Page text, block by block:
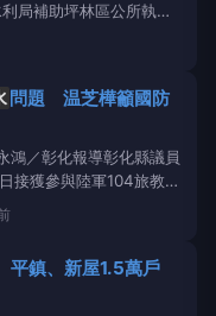
局補助坪林區公所執行
」，近日漁光、上德、粗
已全數完工並
。水利局指出，偏遠
問題 温芝樺籲國防
鴻／彰化報導彰化縣議員
接獲參與陸軍104旅教育
召期間生活設施不佳，包
障及
分沐浴設備異常，造成熱
平鎮、新屋1.5萬戶